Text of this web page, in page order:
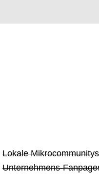
Lokale
Unternehmens-